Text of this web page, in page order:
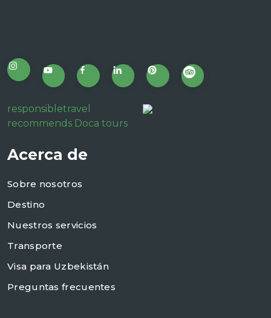
responsibletravel
recommends Doca tours
Acerca de
Sobre nosotros
Destino
Nuestros servicios
Transporte
Visa para Uzbekistán
Preguntas frecuentes